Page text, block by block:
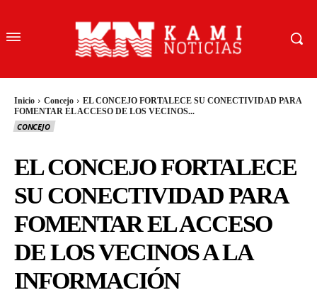
Inicio Concejo
EL CONCEJO FORTALECE SU CONECTIVIDAD PARA
FOMENTAR EL ACCESO DE LOS VECINOS...
CONCEJO
EL CONCEJO FORTALECE
SU CONECTIVIDAD PARA
FOMENTAR EL ACCESO
DE LOS VECINOS A LA
INFORMACIÓN